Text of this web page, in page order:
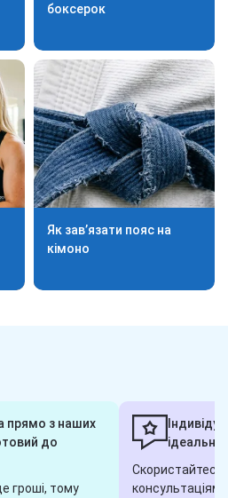
боксерок
Як зав’язати пояс на
кімоно
прямо з наших
до
гроші, тому
Скористайтеся